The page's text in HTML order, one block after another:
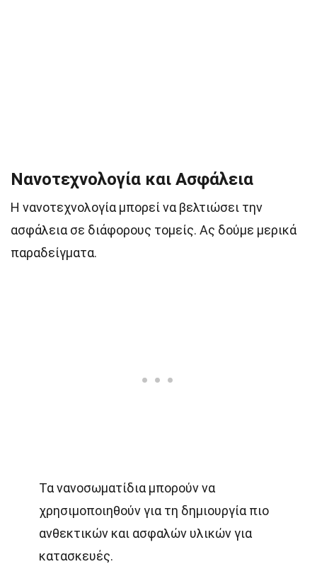
Νανοτεχνολογία και Ασφάλεια
Η νανοτεχνολογία μπορεί να βελτιώσει την
ασφάλεια σε διάφορους τομείς. Ας δούμε μερικά
παραδείγματα.
Τα νανοσωματίδια μπορούν να
χρησιμοποιηθούν για τη δημιουργία πιο
ανθεκτικών και ασφαλών υλικών για
κατασκευές.